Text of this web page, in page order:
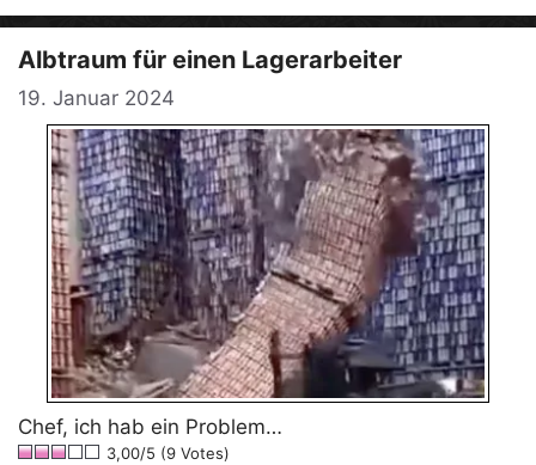
Albtraum für einen Lagerarbeiter
19. Januar 2024
Chef, ich hab ein Problem…
3,00/5 (9 Votes)